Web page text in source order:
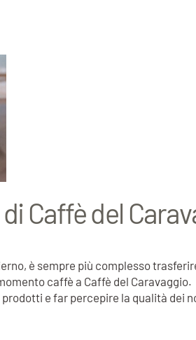
Caffè del
è sempre più complesso
caffè a Caffè del
e far percepire la qualità dei